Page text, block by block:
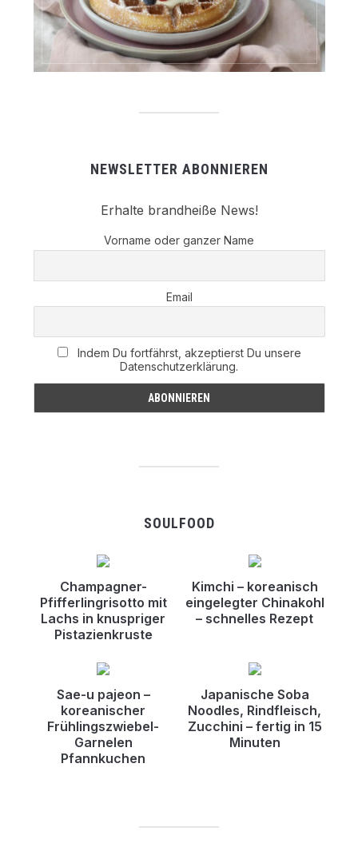
NEWSLETTER ABONNIEREN
Erhalte brandheiße News!
Vorname oder ganzer Name
Email
Indem Du fortfährst, akzeptierst Du unsere
Datenschutzerklärung.
SOULFOOD
Champagner-
Pfifferlingrisotto mit
Lachs in knuspriger
Pistazienkruste
Kimchi – koreanisch
eingelegter Chinakohl
– schnelles Rezept
Sae-u pajeon –
koreanischer
Frühlingszwiebel-
Garnelen
Pfannkuchen
Japanische Soba
Noodles, Rindfleisch,
Zucchini – fertig in 15
Minuten